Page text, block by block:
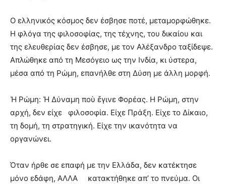
Ο ελληνικός κόσμος δεν έσβησε ποτέ, μεταμορφώθηκε.
Η φλόγα της φιλοσοφίας, της τέχνης, του δικαίου και
της ελευθερίας δεν έσβησε, με τον Αλέξανδρο ταξίδεψε.
Απλώθηκε από τη Μεσόγειο ως την Ινδία, κι ύστερα,
μέσα από τη Ρώμη, επανήλθε στη Δύση με άλλη μορφή.
Ἡ Ρώμη: Ἡ Δύναμη ποὺ ἔγινε Φορέας. Η Ρώμη, στην
αρχή, δεν είχε φιλοσοφία. Είχε Πράξη. Είχε το Δίκαιο,
τη δομή, τη στρατηγική. Είχε την ικανότητα να
οργανώνει.
Όταν ήρθε σε επαφή με την Ελλάδα, δεν κατέκτησε
μόνο εδάφη, ΑΛΛΑ κατακτήθηκε απ’ το πνεύμα. Οι